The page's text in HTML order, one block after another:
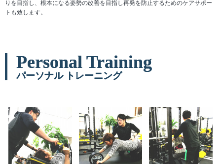
りを目指し、根本になる姿勢の改善を目指し再発を防止するためのケアサポー
トも致します。
Personal Training
パーソナル トレーニング